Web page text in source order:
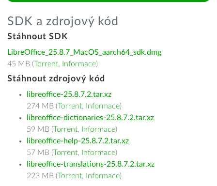
SDK a zdrojový kód
Stáhnout SDK
LibreOffice_25.8.7_MacOS_aarch64_sdk.dmg
45 MB (Torrent, Informace)
Stáhnout zdrojový kód
libreoffice-25.8.7.2.tar.xz
274 MB (Torrent, Informace)
libreoffice-dictionaries-25.8.7.2.tar.xz
59 MB (Torrent, Informace)
libreoffice-help-25.8.7.2.tar.xz
57 MB (Torrent, Informace)
libreoffice-translations-25.8.7.2.tar.xz
223 MB (Torrent, Informace)